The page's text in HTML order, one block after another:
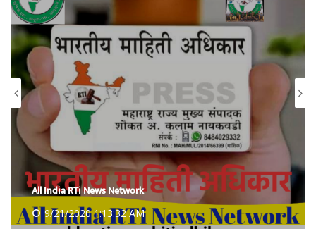
All India RTi News Network
9/21/2020 1:13:32 AM